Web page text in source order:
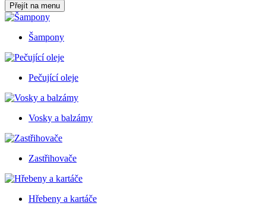
Přejít na menu
Šampony
Pečující oleje
Vosky a balzámy
Zastřihovače
Hřebeny a kartáče